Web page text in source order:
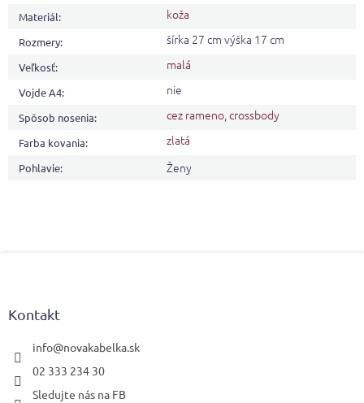
Materiál: koža
Rozmery: šírka 27 cm výška 17 cm
Veľkosť: malá
Vojde A4: nie
Spôsob nosenia: cez rameno,crossbody
Farba kovania: zlatá
Pohlavie: Ženy
Kontakt
info@novakabelka.sk
02 333 234 30
Sledujte nás na FB